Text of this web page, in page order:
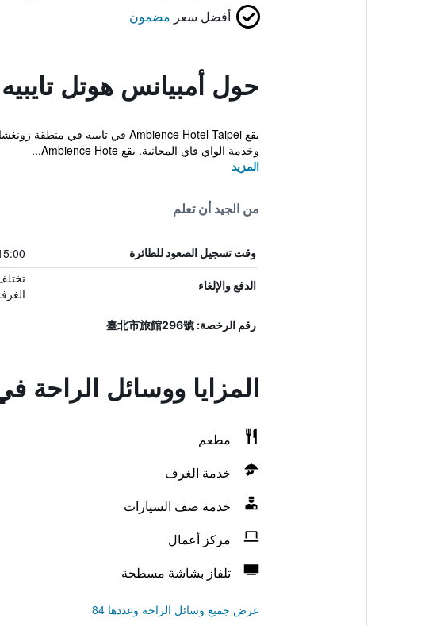
أفضل سعر مضمون
حول أمبيانس هوتل تايبيه
وخدمة الواي فاي المجانية. يقع Ambience Hote...
المزيد
من الجيد أن تعلم
وقت تسجيل الصعود للطائرة
الدفع والإلغاء
رقم الرخصة: 臺北市旅館296號
المزايا ووسائل الراحة
مطعم
خدمة الغرف
خدمة صف السيارات
مركز أعمال
تلفاز بشاشة مسطحة
عرض جميع وسائل الراحة وعددها 84